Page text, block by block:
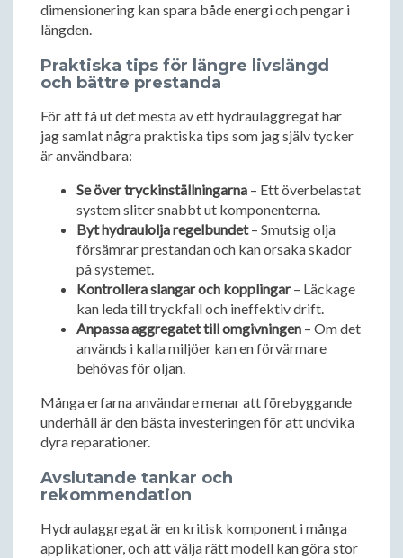
dimensionering kan spara både energi och pengar i
längden.
Praktiska tips för längre livslängd
och bättre prestanda
För att få ut det mesta av ett hydraulaggregat har
jag samlat några praktiska tips som jag själv tycker
är användbara:
Se över tryckinställningarna – Ett överbelastat
system sliter snabbt ut komponenterna.
Byt hydraulolja regelbundet– Smutsig olja
försämrar prestandan och kan orsaka skador
på systemet.
Kontrollera slangar och kopplingar– Läckage
kan leda till tryckfall och ineffektiv drift.
Anpassa aggregatet till omgivningen – Om det
används i kalla miljöer kan en förvärmare
behövas för oljan.
Många erfarna användare menar att förebyggande
underhåll är den bästa investeringen för att undvika
dyra reparationer.
Avslutande tankar och
rekommendation
Hydraulaggregat är en kritisk komponent i många
applikationer, och att välja rätt modell kan göra stor